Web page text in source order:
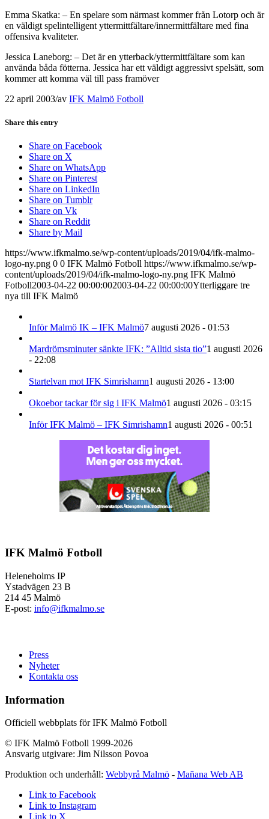
Emma Skatka: – En spelare som närmast kommer från Lotorp och är
en väldigt spelintelligent yttermittfältare/innermittfältare med fina
offensiva kvaliteter.
Jessica Laneborg: – Det är en ytterback/yttermittfältare som kan
använda båda fötterna. Jessica har ett väldigt aggressivt spelsätt, som
kommer att komma väl till pass framöver
22 april 2003/av IFK Malmö Fotboll
Share this entry
Share on Facebook
Share on X
Share on WhatsApp
Share on Pinterest
Share on LinkedIn
Share on Tumblr
Share on Vk
Share on Reddit
Share by Mail
https://www.ifkmalmo.se/wp-content/uploads/2019/04/ifk-malmo-
logo-ny.png 0 0 IFK Malmö Fotboll https://www.ifkmalmo.se/wp-
content/uploads/2019/04/ifk-malmo-logo-ny.png IFK Malmö
Fotboll2003-04-22 00:00:002003-04-22 00:00:00Ytterliggare tre
nya till IFK Malmö
Inför Malmö IK – IFK Malmö7 augusti 2026 - 01:53
Mardrömsminuter sänkte IFK: ”Alltid sista tio”1 augusti 2026
- 22:08
Startelvan mot IFK Simrishamn1 augusti 2026 - 13:00
Okoebor tackar för sig i IFK Malmö1 augusti 2026 - 03:15
Inför IFK Malmö – IFK Simrishamn1 augusti 2026 - 00:51
IFK Malmö Fotboll
Heleneholms IP
Ystadvägen 23 B
214 45 Malmö
E-post: info@ifkmalmo.se
Press
Nyheter
Kontakta oss
Information
Officiell webbplats för IFK Malmö Fotboll
© IFK Malmö Fotboll 1999-2026
Ansvarig utgivare: Jim Nilsson Povoa
Produktion och underhåll: Webbyrå Malmö - Mañana Web AB
Link to Facebook
Link to Instagram
Link to X